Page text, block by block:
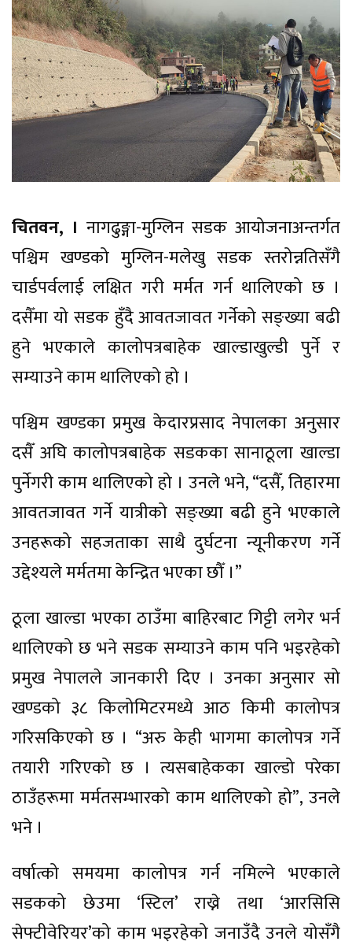
चितवन, । नागढुङ्गा-मुग्लिन सडक आयोजनाअन्तर्गत
पश्चिम खण्डको मुग्लिन-मलेखु सडक स्तरोन्नतिसँगै
चार्डपर्वलाई लक्षित गरी मर्मत गर्न थालिएको छ ।
दसैँमा यो सडक हुँदै आवतजावत गर्नेको सङ्ख्या बढी
हुने भएकाले कालोपत्रबाहेक खाल्डाखुल्डी पुर्ने र
सम्याउने काम थालिएको हो ।
पश्चिम खण्डका प्रमुख केदारप्रसाद नेपालका अनुसार
दसैँ अघि कालोपत्रबाहेक सडकका सानाठूला खाल्डा
पुर्नेगरी काम थालिएको हो । उनले भने, “दसैँ, तिहारमा
आवतजावत गर्ने यात्रीको सङ्ख्या बढी हुने भएकाले
उनहरूको सहजताका साथै दुर्घटना न्यूनीकरण गर्ने
उद्देश्यले मर्मतमा केन्द्रित भएका छौँ ।”
ठूला खाल्डा भएका ठाउँमा बाहिरबाट गिट्टी लगेर भर्न
थालिएको छ भने सडक सम्याउने काम पनि भइरहेको
प्रमुख नेपालले जानकारी दिए । उनका अनुसार सो
खण्डको ३८ किलोमिटरमध्ये आठ किमी कालोपत्र
गरिसकिएको छ । “अरु केही भागमा कालोपत्र गर्ने
तयारी गरिएको छ । त्यसबाहेकका खाल्डो परेका
ठाउँहरूमा मर्मतसम्भारको काम थालिएको हो”, उनले
भने ।
वर्षात्को समयमा कालोपत्र गर्न नमिल्ने भएकाले
सडकको छेउमा ‘स्टिल’ राख्ने तथा ‘आरसिसि
सेफ्टीवेरियर’को काम भइरहेको जनाउँदै उनले योसँगै